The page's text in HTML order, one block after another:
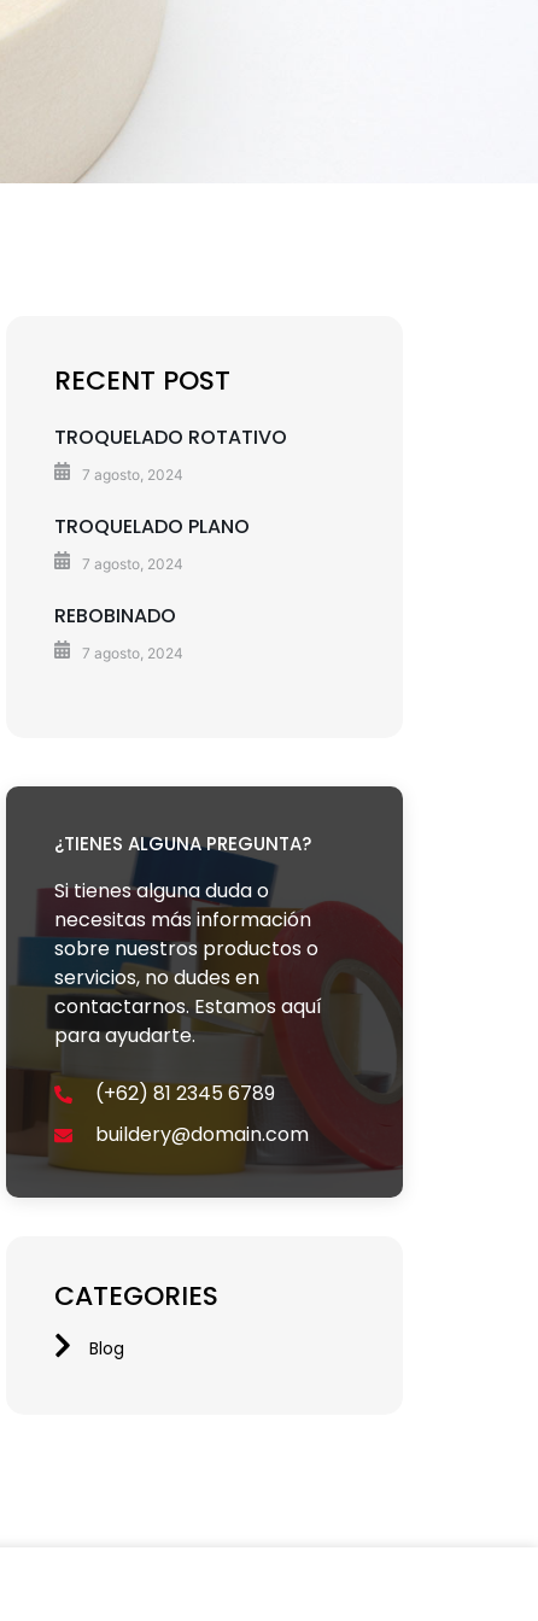
RECENT POST
TROQUELADO ROTATIVO
7 agosto, 2024
TROQUELADO PLANO
7 agosto, 2024
REBOBINADO
7 agosto, 2024
¿TIENES ALGUNA PREGUNTA?
Si tienes alguna duda o
necesitas más información
sobre nuestros productos o
servicios, no dudes en
contactarnos. Estamos aquí
para ayudarte.
(+62) 81 2345 6789
buildery@domain.com
CATEGORIES
Blog